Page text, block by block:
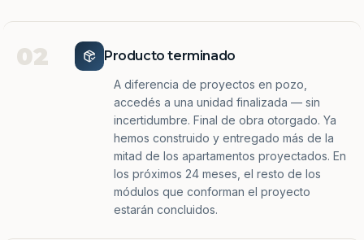
02 Producto terminado
A diferencia de proyectos en pozo,
accedés a una unidad finalizada — sin
incertidumbre. Final de obra otorgado. Ya
hemos construido y entregado más de la
mitad de los apartamentos proyectados. En
los próximos 24 meses, el resto de los
módulos que conforman el proyecto
estarán concluidos.